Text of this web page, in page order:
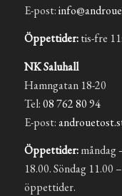
E-post:
Öppettider:tis-fre
NK Saluhall
Hamngatan 18-20
Tel:08 762 80 94
E-post:
Öppettider:måndag
18.00. Söndag 11.00
öppettider.